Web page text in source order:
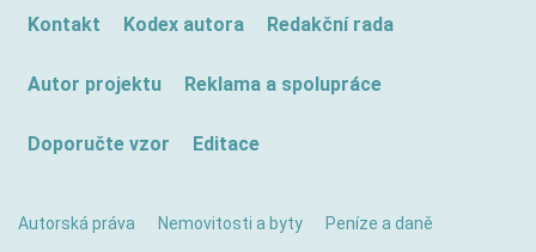
Kontakt Kodex autora Redakční rada
Autor projektu Reklama a spolupráce
Doporučte vzor Editace
Autorská práva Nemovitosti a byty
Peníze a daně